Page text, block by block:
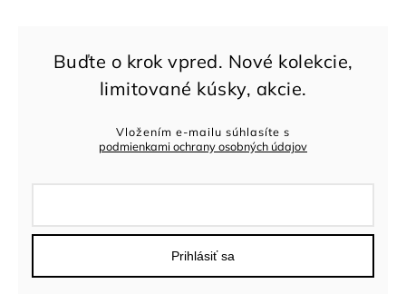
Vložením e-mailu súhlasíte s
podmienkami ochrany osobných údajov
Prihlásiť sa